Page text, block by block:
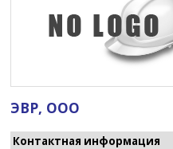
ЭВР, ООО
Контактная информация